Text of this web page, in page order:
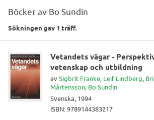
Böcker av Bo Sundin
Sökningen gav 1 träff.
Vetandets vägar -
vetenskap och utbildning
avSigbrit Franke, Leif Lindberg,
Mårtensson, Bo Sundin
Svenska, 1994
ISBN: 9789144383217